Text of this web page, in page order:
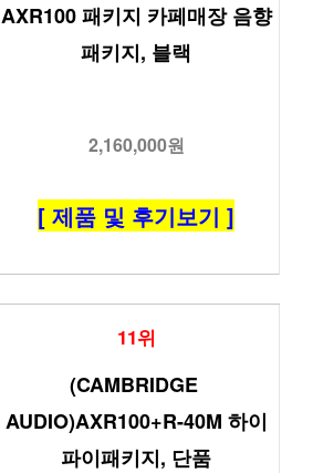
AXR100 패키지 카페매장 음향
패키지, 블랙
2,160,000원
[ 제품 및 후기보기 ]
11위
(CAMBRIDGE
AUDIO)AXR100+R-40M 하이
파이패키지, 단품